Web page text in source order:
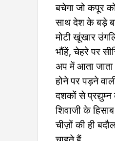
बचेगा जो कपूर
साथ देश के बड़े
मोटी खूंखार
भौंहें, चेहरे पर
अप में आता
होने पर पड़ने
दशकों से
शिवाजी के
चीज़ों की ही